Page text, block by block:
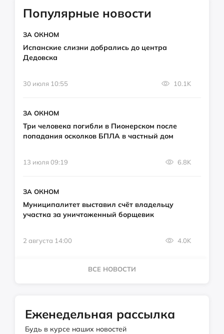
Популярные новости
ЗА ОКНОМ
Испанские слизни добрались до центра
Дедовска
30 июля 10:55 10.1K
ЗА ОКНОМ
Три человека погибли в Пионерском после
попадания осколков БПЛА в частный дом
13 июля 09:19 6.8K
ЗА ОКНОМ
Муниципалитет выставил счёт владельцу
участка за уничтоженный борщевик
2 августа 14:00 4.0K
ВСЕ НОВОСТИ
Еженедельная рассылка
Будь в курсе наших новостей